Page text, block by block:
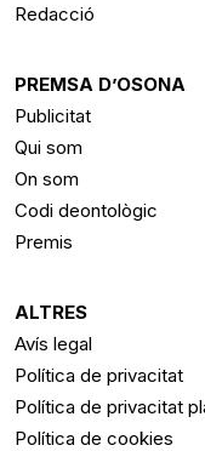
Redacció
PREMSA D’OSONA
Publicitat
Qui som
On som
Codi deontològic
Premis
ALTRES
Avís legal
Política de privacitat
Política de privacitat
Política de cookies